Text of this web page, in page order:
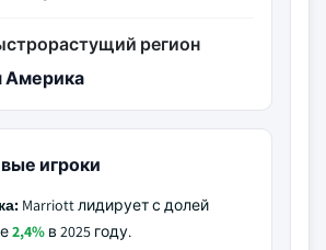
регион
Америка
игроки
Marriott лидирует с долей
2,4% в 2025 году.